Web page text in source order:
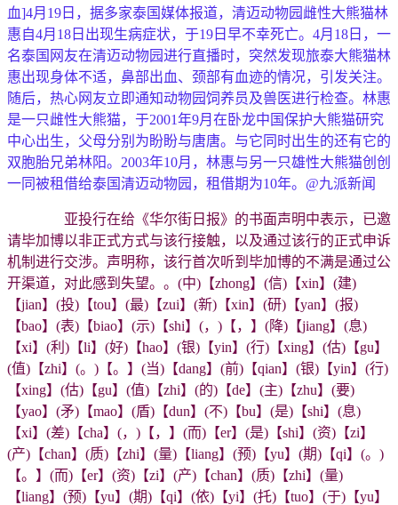
血]4月19日，据多家泰国媒体报道，清迈动物园雌性大熊猫林
惠自4月18日出现生病症状，于19日早不幸死亡。4月18日，一
名泰国网友在清迈动物园进行直播时，突然发现旅泰大熊猫林
惠出现身体不适，鼻部出血、颈部有血迹的情况，引发关注。
随后，热心网友立即通知动物园饲养员及兽医进行检查。林惠
是一只雌性大熊猫，于2001年9月在卧龙中国保护大熊猫研究
中心出生，父母分别为盼盼与唐唐。与它同时出生的还有它的
双胞胎兄弟林阳。2003年10月，林惠与另一只雄性大熊猫创创
一同被租借给泰国清迈动物园，租借期为10年。@九派新闻
亚投行在给《华尔街日报》的书面声明中表示，已邀
请毕加博以非正式方式与该行接触，以及通过该行的正式申诉
机制进行交涉。声明称，该行首次听到毕加博的不满是通过公
开渠道，对此感到失望。。(中)【zhong】(信)【xin】(建)
【jian】(投)【tou】(最)【zui】(新)【xin】(研)【yan】(报)
【bao】(表)【biao】(示)【shi】(，)【，】(降)【jiang】(息)
【xi】(利)【li】(好)【hao】(银)【yin】(行)【xing】(估)【gu】
(值)【zhi】(。)【。】(当)【dang】(前)【qian】(银)【yin】(行)
【xing】(估)【gu】(值)【zhi】(的)【de】(主)【zhu】(要)
【yao】(矛)【mao】(盾)【dun】(不)【bu】(是)【shi】(息)
【xi】(差)【cha】(，)【，】(而)【er】(是)【shi】(资)【zi】
(产)【chan】(质)【zhi】(量)【liang】(预)【yu】(期)【qi】(。)
【。】(而)【er】(资)【zi】(产)【chan】(质)【zhi】(量)
【liang】(预)【yu】(期)【qi】(依)【yi】(托)【tuo】(于)【yu】